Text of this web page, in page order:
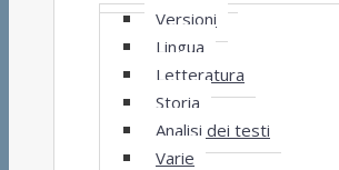
Versioni
Lingua
Letteratura
Storia
Analisi dei testi
Varie